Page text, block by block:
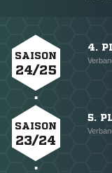
SAISON
24/25
4.
SAISON
23/24
5.